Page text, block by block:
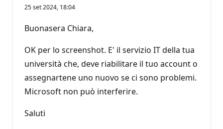
25 set 2024, 18:04
Buonasera Chiara,
OK per lo screenshot. E' il servizio IT della tua
università che, deve riabilitare il tuo account o
assegnartene uno nuovo se ci sono problemi.
Microsoft non può interferire.
Saluti